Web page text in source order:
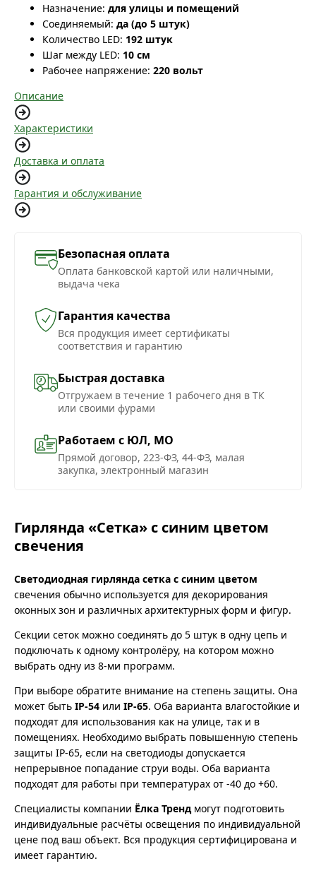
Назначение: для улицы и помещений
Соединяемый: да (до 5 штук)
Количество LED: 192 штук
Шаг между LED: 10 см
Рабочее напряжение: 220 вольт
Описание
Характеристики
Доставка и оплата
Гарантия и обслуживание
Безопасная оплата
Оплата банковской картой или наличными,
выдача чека
Гарантия качества
Вся продукция имеет сертификаты
соответствия и гарантию
Быстрая доставка
Отгружаем в течение 1 рабочего дня в ТК
или своими фурами
Работаем с ЮЛ, МО
Прямой договор, 223-ФЗ, 44-ФЗ, малая
закупка, электронный магазин
Гирлянда «Сетка» с синим цветом
свечения
Светодиодная гирлянда сетка с синим цветом
свечения обычно используется для декорирования
оконных зон и различных архитектурных форм и фигур.
Секции сеток можно соединять до 5 штук в одну цепь и
подключать к одному контролёру, на котором можно
выбрать одну из 8-ми программ.
При выборе обратите внимание на степень защиты. Она
может быть IP-54 или IP-65. Оба варианта влагостойкие и
подходят для использования как на улице, так и в
помещениях. Необходимо выбрать повышенную степень
защиты IP-65, если на светодиоды допускается
непрерывное попадание струи воды. Оба варианта
подходят для работы при температурах от -40 до +60.
Специалисты компании Ёлка Трендмогут подготовить
индивидуальные расчёты освещения по индивидуальной
цене под ваш объект. Вся продукция сертифицирована и
имеет гарантию.